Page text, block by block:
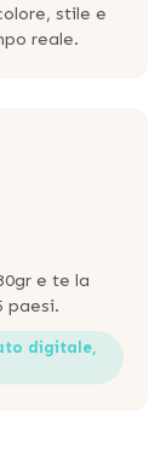
stile e
reale.
e te la
paesi.
digitale,